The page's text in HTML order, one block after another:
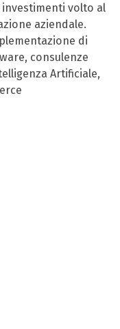
volto al
aziendale.
di
consulenze
Artificiale,